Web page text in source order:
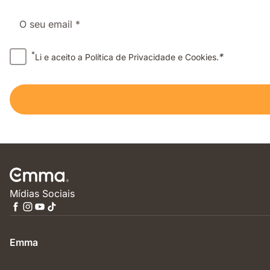
O seu email *
*Li e aceito a Política de Privacidade e Cookies.*
Mídias Sociais
Emma